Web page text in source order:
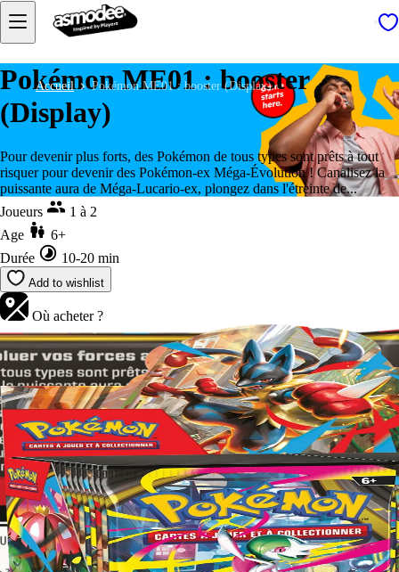
Accueil Pokémon ME01 : booster (Display)
Pokémon ME01 : booster
(Display)
Pour devenir plus forts, des Pokémon de tous types sont prêts à tout
risquer pour devenir des Pokémon-ex Méga-Évolution ! Canalisez la
puissante aura de Méga-Lucario-ex, plongez dans l'étreinte de...
Joueurs
1 à 2
Age
6+
Durée
10-20 min
Add to wishlist
Où acheter ?